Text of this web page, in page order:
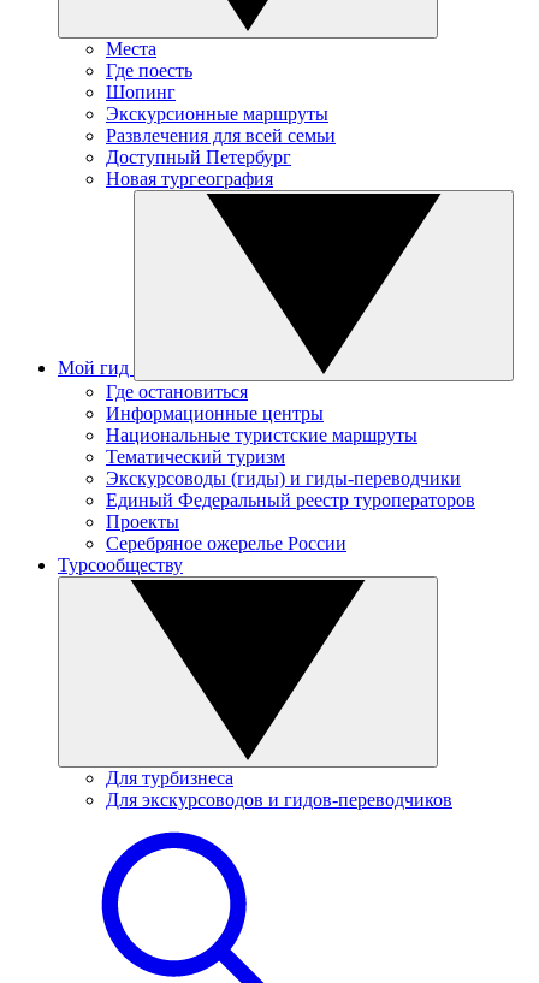
Места
Где поесть
Шопинг
Экскурсионные маршруты
Развлечения для всей семьи
Доступный Петербург
Новая тургеография
Мой гид
Где остановиться
Информационные центры
Национальные туристские маршруты
Тематический туризм
Экскурсоводы (гиды) и гиды-переводчики
Единый Федеральный реестр туроператоров
Проекты
Серебряное ожерелье России
Турсообществу
Для турбизнеса
Для экскурсоводов и гидов-переводчиков